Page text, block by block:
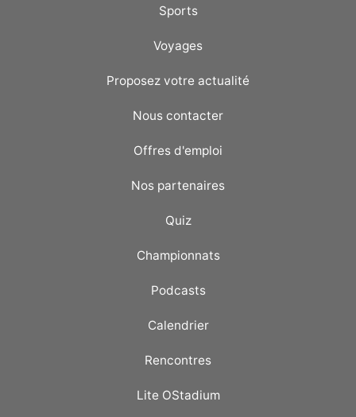
Sports
Voyages
Proposez votre actualité
Nous contacter
Offres d'emploi
Nos partenaires
Quiz
Championnats
Podcasts
Calendrier
Rencontres
Lite OStadium